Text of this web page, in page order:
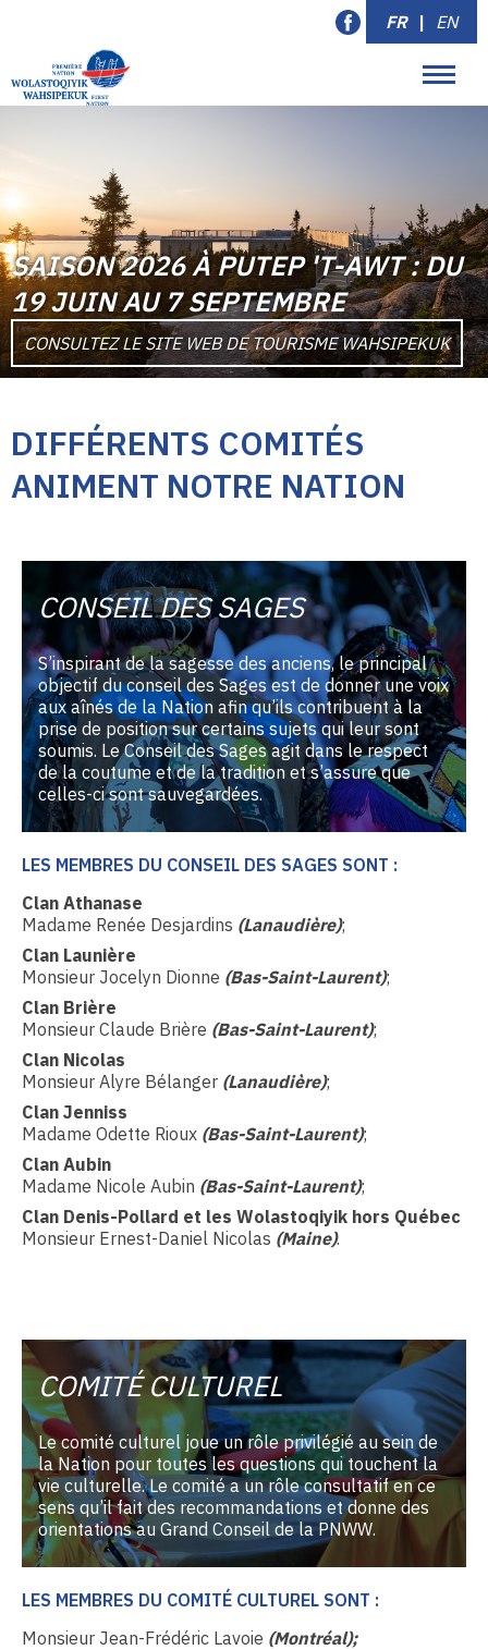
FR | EN
SAISON 2026 À PUTEP 'T-AWT : DU
19 JUIN AU 7 SEPTEMBRE
CONSULTEZ LE SITE WEB DE TOURISME WAHSIPEKUK
DIFFÉRENTS COMITÉS
ANIMENT NOTRE NATION
CONSEIL DES SAGES
S’inspirant de la sagesse des anciens, le principal
objectif du conseil des Sages est de donner une voix
aux aînés de la Nation afin qu’ils contribuent à la
prise de position sur certains sujets qui leur sont
soumis. Le Conseil des Sages agit dans le respect
de la coutume et de la tradition et s’assure que
celles-ci sont sauvegardées.
LES MEMBRES DU CONSEIL DES SAGES SONT :
Clan Athanase
Madame Renée Desjardins (Lanaudière);
Clan Launière
Monsieur Jocelyn Dionne (Bas-Saint-Laurent);
Clan Brière
Monsieur Claude Brière (Bas-Saint-Laurent);
Clan Nicolas
Monsieur Alyre Bélanger (Lanaudière);
Clan Jenniss
Madame Odette Rioux (Bas-Saint-Laurent);
Clan Aubin
Madame Nicole Aubin (Bas-Saint-Laurent);
Clan Denis-Pollard et les Wolastoqiyik hors Québec
Monsieur Ernest-Daniel Nicolas (Maine).
COMITÉ CULTUREL
Le comité culturel joue un rôle privilégié au sein de
la Nation pour toutes les questions qui touchent la
vie culturelle. Le comité a un rôle consultatif en ce
sens qu’il fait des recommandations et donne des
orientations au Grand Conseil de la PNWW.
LES MEMBRES DU COMITÉ CULTUREL SONT :
Monsieur Jean-Frédéric Lavoie (Montréal);